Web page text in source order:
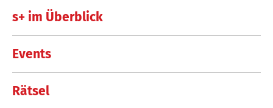
s+ im Überblick
Events
Rätsel